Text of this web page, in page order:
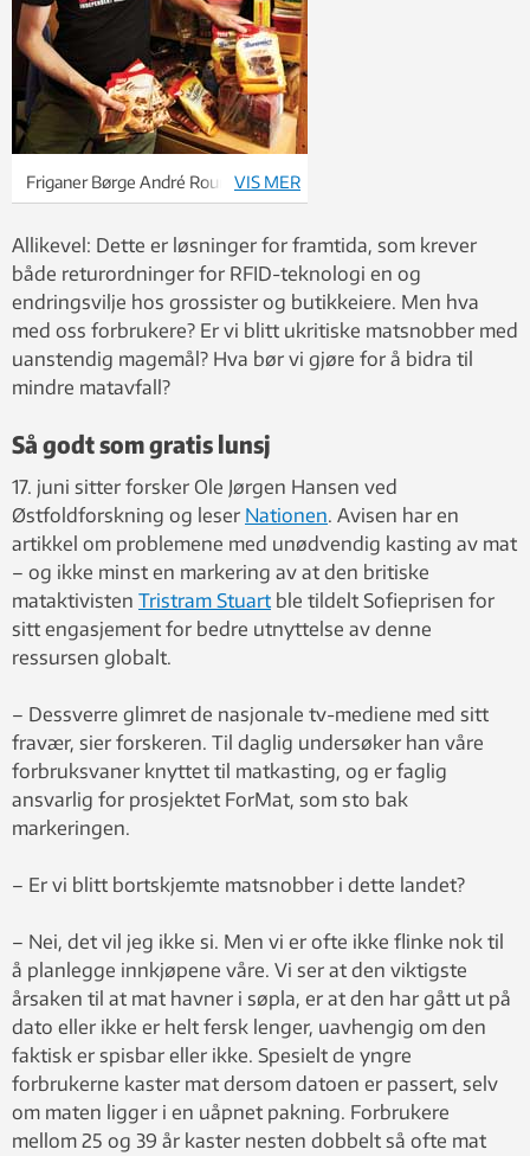
Friganer Børge André Roum lever
godt av det andre slenger på dynga.
Foto: Mikkel Ekrem Moxness
VIS MER
Allikevel: Dette er løsninger for framtida, som krever
både returordninger for RFID-teknologi en og
endringsvilje hos grossister og butikkeiere. Men hva
med oss forbrukere? Er vi blitt ukritiske matsnobber med
uanstendig magemål? Hva bør vi gjøre for å bidra til
mindre matavfall?
Så godt som gratis lunsj
17. juni sitter forsker Ole Jørgen Hansen ved
Østfoldforskning og leser Nationen. Avisen har en
artikkel om problemene med unødvendig kasting av mat
– og ikke minst en markering av at den britiske
mataktivisten Tristram Stuart ble tildelt Sofieprisen for
sitt engasjement for bedre utnyttelse av denne
ressursen globalt.
– Dessverre glimret de nasjonale tv-mediene med sitt
fravær, sier forskeren. Til daglig undersøker han våre
forbruksvaner knyttet til matkasting, og er faglig
ansvarlig for prosjektet ForMat, som sto bak
markeringen.
– Er vi blitt bortskjemte matsnobber i dette landet?
– Nei, det vil jeg ikke si. Men vi er ofte ikke flinke nok til
å planlegge innkjøpene våre. Vi ser at den viktigste
årsaken til at mat havner i søpla, er at den har gått ut på
dato eller ikke er helt fersk lenger, uavhengig om den
faktisk er spisbar eller ikke. Spesielt de yngre
forbrukerne kaster mat dersom datoen er passert, selv
om maten ligger i en uåpnet pakning. Forbrukere
mellom 25 og 39 år kaster nesten dobbelt så ofte mat